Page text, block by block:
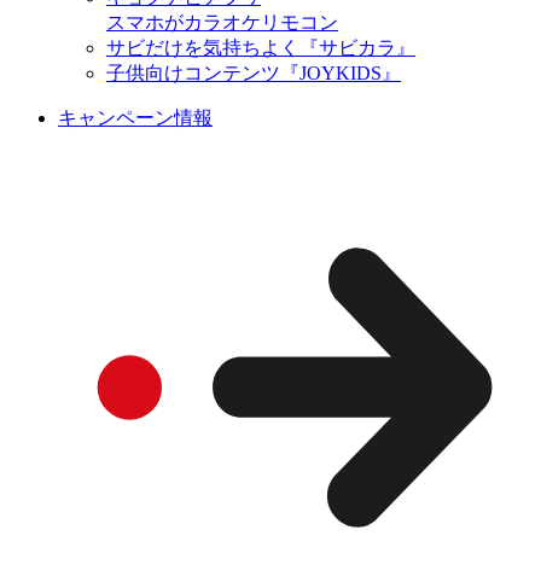
スマホがカラオケリモコン
サビだけを気持ちよく『サビカラ』
子供向けコンテンツ『JOYKIDS』
キャンペーン情報